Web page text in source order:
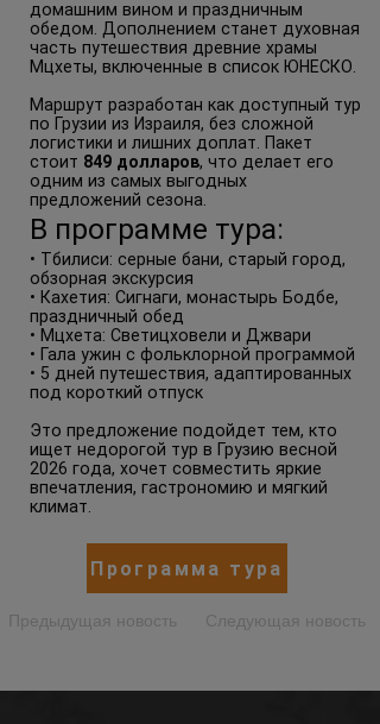
домашним вином и праздничным
обедом. Дополнением станет духовная
часть путешествия древние храмы
Мцхеты, включенные в список ЮНЕСКО.
Маршрут разработан как доступный тур
по Грузии из Израиля, без сложной
логистики и лишних доплат. Пакет
стоит 849 долларов, что делает его
одним из самых выгодных
предложений сезона.
В программе тура:
• Тбилиси: серные бани, старый город,
обзорная экскурсия
• Кахетия: Сигнаги, монастырь Бодбе,
праздничный обед
• Мцхета: Светицховели и Джвари
• Гала ужин с фольклорной программой
• 5 дней путешествия, адаптированных
под короткий отпуск
Это предложение подойдет тем, кто
ищет недорогой тур в Грузию весной
2026 года, хочет совместить яркие
впечатления, гастрономию и мягкий
климат.
Программа тура
Предыдущая новость Следующая новость